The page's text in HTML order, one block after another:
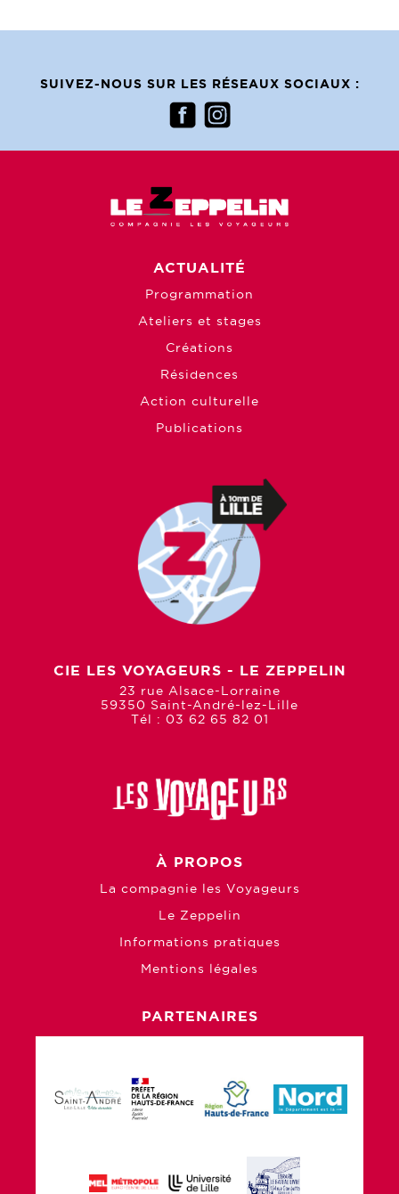
SUIVEZ-NOUS SUR LES RÉSEAUX SOCIAUX :
ACTUALITÉ
Programmation
Ateliers et stages
Créations
Résidences
Action culturelle
Publications
CIE LES VOYAGEURS - LE ZEPPELIN
23 rue Alsace-Lorraine
59350 Saint-André-lez-Lille
Tél : 03 62 65 82 01
À PROPOS
La compagnie les Voyageurs
Le Zeppelin
Informations pratiques
Mentions légales
PARTENAIRES